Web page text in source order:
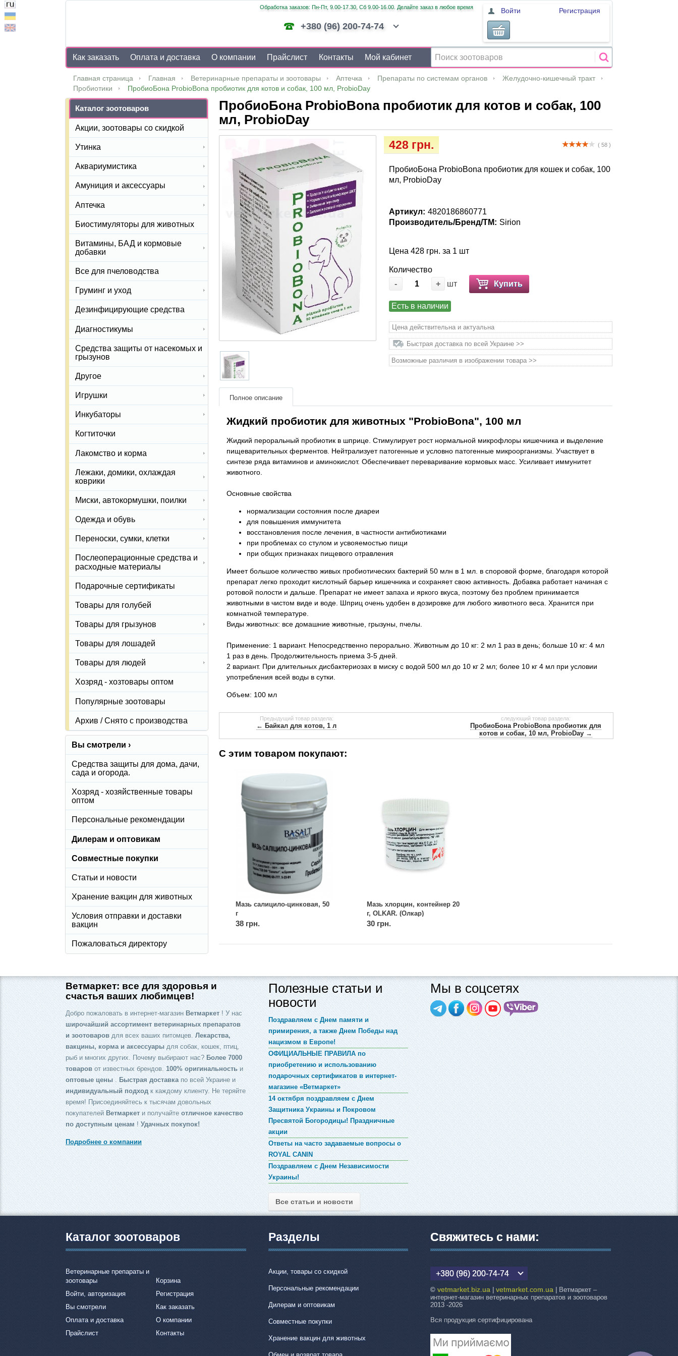
Обработка заказов: Пн-Пт, 9.00-17.30, Сб 9.00-16.00. Делайте заказ в любое время
+380 (96) 200-74-74
Войти Регистрация
Как заказать Оплата и доставка О компании Прайслист Контакты Мой кабинет
Главная страница Главная Ветеринарные препараты и зоотовары Аптечка Препараты по системам органов
Желудочно-кишечный тракт
Пробиотики
ПробиоБона ProbioBona пробиотик для котов и собак, 100 мл, ProbioDay
ПробиоБона ProbioBona пробиотик для котов и собак, 100
мл, ProbioDay
( 58 )
428 грн.
ПробиоБона ProbioBona пробиотик для кошек и собак, 100
мл, ProbioDay
Артикул: 4820186860771
Производитель/Бренд/ТМ: Sirion
Цена 428 грн. за 1 шт
Количество
-
+ шт Купить
Есть в наличии
Цена действительна и актуальна
Быстрая доставка по всей Украине >>
Возможные различия в изображении товара >>
Полное описание
Жидкий пробиотик для животных "ProbioBona", 100 мл
Жидкий пероральный пробиотик в шприце. Стимулирует рост нормальной микрофлоры кишечника и выделение
пищеварительных ферментов. Нейтрализует патогенные и условно патогенные микроорганизмы. Участвует в
синтезе ряда витаминов и аминокислот. Обеспечивает переваривание кормовых масс. Усиливает иммунитет
животного.
Основные свойства
нормализации состояния после диареи
для повышения иммунитета
восстановления после лечения, в частности антибиотиками
при проблемах со стулом и усвояемостью пищи
при общих признаках пищевого отравления
Имеет большое количество живых пробиотических бактерий 50 млн в 1 мл. в споровой форме, благодаря которой
препарат легко проходит кислотный барьер кишечника и сохраняет свою активность. Добавка работает начиная с
ротовой полости и дальше. Препарат не имеет запаха и яркого вкуса, поэтому без проблем принимается
животными в чистом виде и воде. Шприц очень удобен в дозировке для любого животного веса. Хранится при
комнатной температуре.
Виды животных: все домашние животные, грызуны, пчелы.
Применение: 1 вариант. Непосредственно перорально. Животным до 10 кг: 2 мл 1 раз в день; больше 10 кг: 4 мл
1 раз в день. Продолжительность приема 3-5 дней.
2 вариант. При длительных дисбактериозах в миску с водой 500 мл до 10 кг 2 мл; более 10 кг 4 мл при условии
употребления всей воды в сутки.
Объем: 100 мл
Предыдущий товар раздела:
← Байкал для котов, 1 л
следующий товар раздела:
ПробиоБона ProbioBona пробиотик для
котов и собак, 10 мл, ProbioDay →
С этим товаром покупают:
Мазь салицило-цинковая, 50
г
38 грн.
Мазь хлорцин, контейнер 20
г, OLKAR. (Олкар)
30 грн.
Каталог зоотоваров
Акции, зоотовары со скидкой
Утинка
Аквариумистика
Амуниция и аксессуары
Аптечка
Биостимуляторы для животных
Витамины, БАД и кормовые
добавки
Все для пчеловодства
Груминг и уход
Дезинфицирующие средства
Диагностикумы
Средства защиты от насекомых и
грызунов
Другое
Игрушки
Инкубаторы
Когтиточки
Лакомство и корма
Лежаки, домики, охлаждая
коврики
Миски, автокормушки, поилки
Одежда и обувь
Переноски, сумки, клетки
Послеоперационные средства и
расходные материалы
Подарочные сертификаты
Товары для голубей
Товары для грызунов
Товары для лошадей
Товары для людей
Хозряд - хозтовары оптом
Популярные зоотовары
Архив / Снято с производства
Вы смотрели ›
Средства защиты для дома, дачи,
сада и огорода.
Хозряд - хозяйственные товары
оптом
Персональные рекомендации
Дилерам и оптовикам
Совместные покупки
Статьи и новости
Хранение вакцин для животных
Условия отправки и доставки
вакцин
Пожаловаться директору
Ветмаркет: все для здоровья и
счастья ваших любимцев!
Добро пожаловать в интернет-магазин Ветмаркет ! У нас
широчайший ассортимент ветеринарных препаратов
и зоотоваров для всех ваших питомцев. Лекарства,
вакцины, корма и аксессуары для собак, кошек, птиц,
рыб и многих других. Почему выбирают нас? Более 7000
товаров от известных брендов. 100% оригинальность и
оптовые цены
Быстрая доставка по всей Украине и
индивидуальный подход к каждому клиенту. Не теряйте
время! Присоединяйтесь к тысячам довольных
покупателей Ветмаркет и получайте отличное качество
по доступным ценам ! Удачных покупок!
Подробнее о компании
Полезные статьи и
новости
Поздравляем с Днем памяти и
примирения, а также Днем Победы над
нацизмом в Европе!
ОФИЦИАЛЬНЫЕ ПРАВИЛА по
приобретению и использованию
подарочных сертификатов в интернет-
магазине «Ветмаркет»
14 октября поздравляем с Днем
Защитника Украины и Покровом
Пресвятой Богородицы! Праздничные
акции
Ответы на часто задаваемые вопросы о
ROYAL CANIN
Поздравляем с Днем Независимости
Украины!
Все статьи и новости
Мы в соцсетях
Каталог зоотоваров
Ветеринарные препараты и
зоотовары
Корзина
Войти, авторизация
Регистрация
Вы смотрели
Как заказать
Оплата и доставка
О компании
Прайслист
Контакты
Разделы
Акции, товары со скидкой
Персональные рекомендации
Дилерам и оптовикам
Совместные покупки
Хранение вакцин для животных
Свяжитесь с нами:
+380 (96) 200-74-74
©vetmarket.biz.ua |vetmarket.com.ua | Ветмаркет –
интернет-магазин ветеринарных препаратов и зоотоваров
2013 -2026
Вся продукция сертифицирована